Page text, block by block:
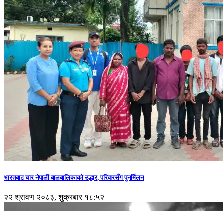
भारतबाट चार नेपाली बालबालिकाको उद्धार, परिवारसँग पुनर्मिलन
२२ श्रावण २०८३, शुक्रबार १८:५२